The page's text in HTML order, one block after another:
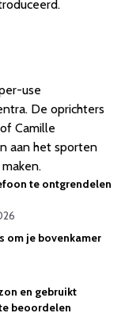
use
De oprichters
Camille
aan het sporten
te ontgrendelen
om je bovenkamer
en gebruikt
beoordelen